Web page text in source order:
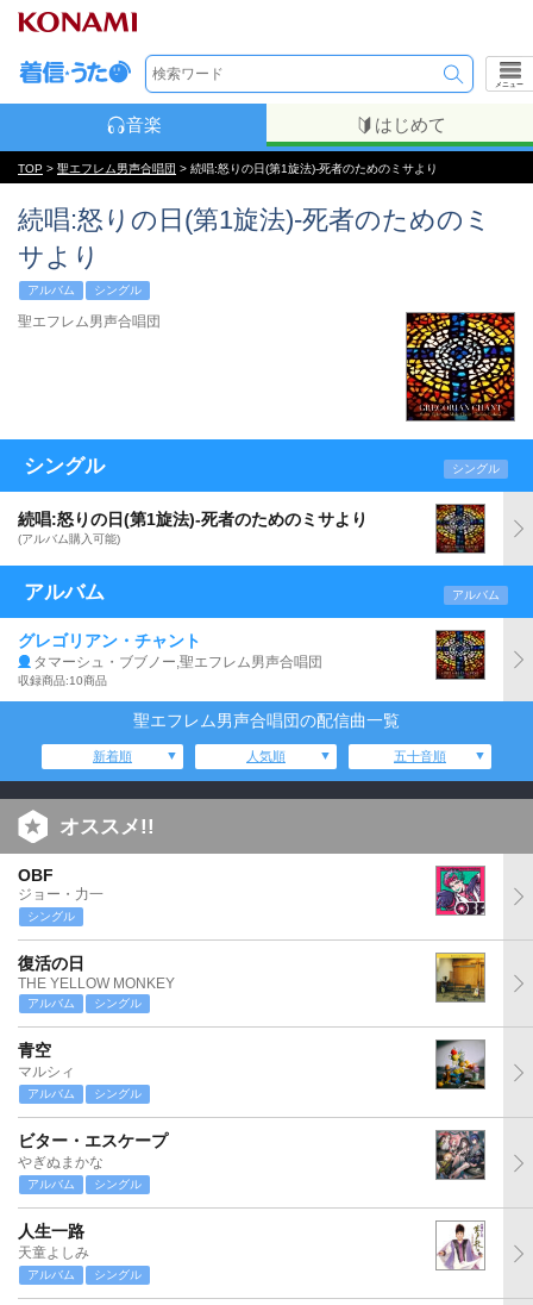
メニュー
音楽 はじめて
TOP > 聖エフレム男声合唱団 > 続唱:怒りの日(第1旋法)-死者のためのミサより
続唱:怒りの日(第1旋法)-死者のためのミ
サより
アルバム シングル
聖エフレム男声合唱団
シングル シングル
続唱:怒りの日(第1旋法)-死者のためのミサより
(アルバム購入可能)
アルバム アルバム
グレゴリアン・チャント
タマーシュ・ブブノー,聖エフレム男声合唱団
収録商品:10商品
聖エフレム男声合唱団の配信曲一覧
新着順 人気順 五十音順
オススメ!!
OBF
ジョー・力一
シングル
復活の日
THE YELLOW MONKEY
アルバム シングル
青空
マルシィ
アルバム シングル
ビター・エスケープ
やぎぬまかな
アルバム シングル
人生一路
天童よしみ
アルバム シングル